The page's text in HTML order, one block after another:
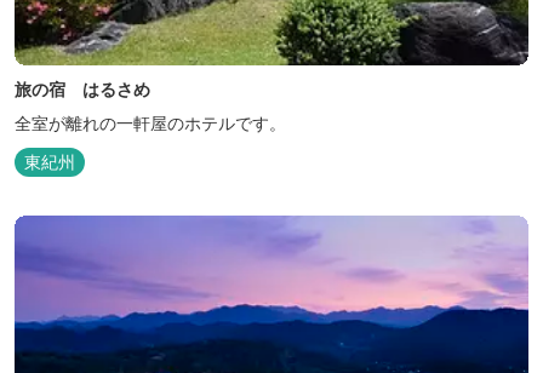
旅の宿 はるさめ
全室が離れの一軒屋のホテルです。
東紀州